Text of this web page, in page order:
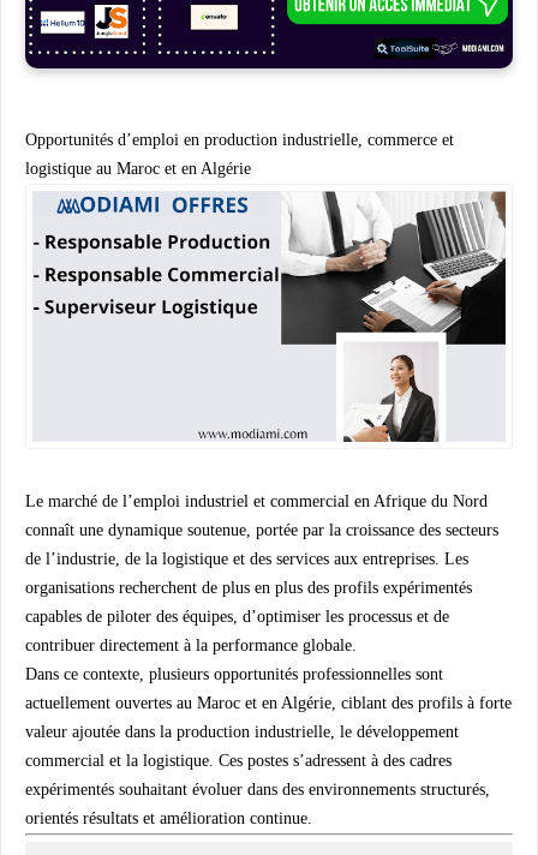
Opportunités d’emploi en production industrielle, commerce et
logistique au Maroc et en Algérie
Le marché de l’emploi industriel et commercial en Afrique du Nord
connaît une dynamique soutenue, portée par la croissance des secteurs
de l’industrie, de la logistique et des services aux entreprises. Les
organisations recherchent de plus en plus des profils expérimentés
capables de piloter des équipes, d’optimiser les processus et de
contribuer directement à la performance globale.
Dans ce contexte, plusieurs opportunités professionnelles sont
actuellement ouvertes au Maroc et en Algérie, ciblant des profils à forte
valeur ajoutée dans la production industrielle, le développement
commercial et la logistique. Ces postes s’adressent à des cadres
expérimentés souhaitant évoluer dans des environnements structurés,
orientés résultats et amélioration continue.